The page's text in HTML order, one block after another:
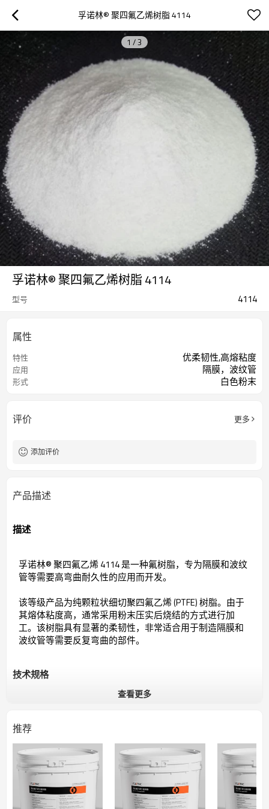
孚诺林® 聚四氟乙烯树脂 4114
1 /3
孚诺林® 聚四氟乙烯树脂 4114
型号 4114
属性
特性 优柔韧性,高熔粘度
应用 隔膜，波纹管
形式 白色粉末
评价 更多
添加评价
产品描述
描述
孚诺林® 聚四氟乙烯 4114 是一种氟树脂，专为隔膜和波纹
管等需要高弯曲耐久性的应用而开发。
该等级产品为纯颗粒状细切聚四氟乙烯 (PTFE) 树脂。由于
其熔体粘度高，通常采用粉末压实后烧结的方式进行加
工。 该树脂具有显著的柔韧性，非常适合用于制造隔膜和
波纹管等需要反复弯曲的部件。
技术规格
特性
用途
适用于制造隔膜和波纹管等需要反复
弯曲的部件
形式
白色粉末
项目 典型值
查看更多
推荐